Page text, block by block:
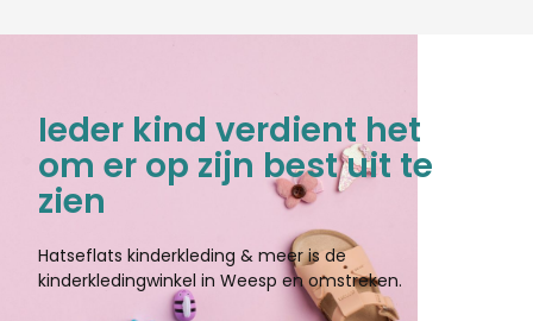
Ieder kind verdient het
om er op zijn best uit te
zien
Hatseflats kinderkleding & meer is de
kinderkledingwinkel in Weesp en omstreken.